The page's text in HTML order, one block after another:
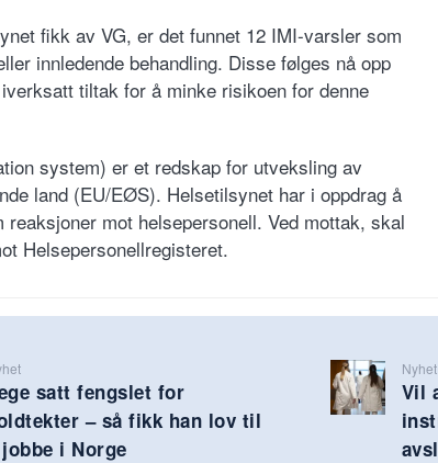
fikk av VG, er det funnet 12 IMI-varsler som
innledende behandling. Disse følges nå opp
tiltak for å minke risikoen for denne
system) er et redskap for utveksling av
land (EU/EØS). Helsetilsynet har i oppdrag å
mot helsepersonell. Ved mottak, skal
Helsepersonellregisteret.
satt fengslet for
– så fikk han lov til
i Norge
Nyhet
Vil